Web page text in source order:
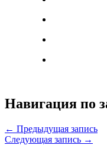
Навигация по
← Предыдущая запись
Следующая запись →